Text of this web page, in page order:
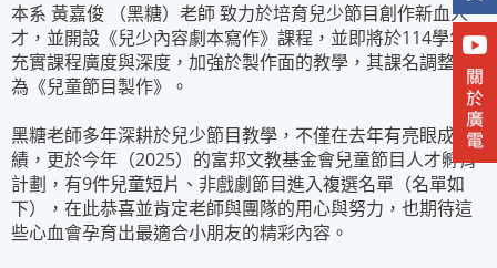
本系 黃嘉俊 （黑糖）老師 致力於培育兒少節目創作新血人
才，並開設《兒少內容劇本寫作》課程，並即將於114學年度
充實課程廣度與深度，加強於製作面的教學，其課名調整為
為《兒童節目製作》。
黑糖老師多年深耕於兒少節目教學，不僅在去年有亮眼成
績，更於今年（2025）的富邦文教基金會兒童節目人才孵育
計劃，有9件兒童短片、非戲劇節目進入複選名單（名單如
下），在此恭喜並肯定老師與團隊的用心與努力，也期待這
些心血會孕育出最適合小朋友的精彩內容。